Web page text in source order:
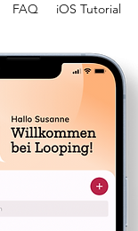
FAQ iOS Tutorial